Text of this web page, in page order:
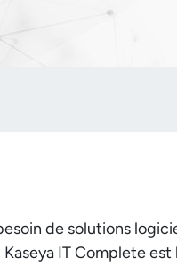
de solutions
IT Complete